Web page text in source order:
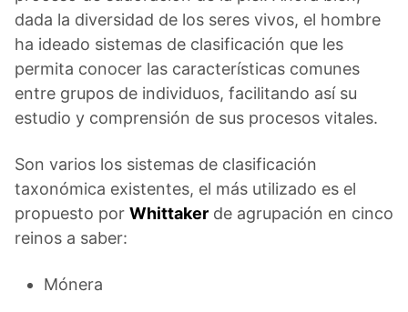
dada la diversidad de los seres vivos, el hombre
ha ideado sistemas de clasificación que les
permita conocer las características comunes
entre grupos de individuos, facilitando así su
estudio y comprensión de sus procesos vitales.
Son varios los sistemas de clasificación
taxonómica existentes, el más utilizado es el
propuesto por Whittaker de agrupación en cinco
reinos a saber:
Mónera